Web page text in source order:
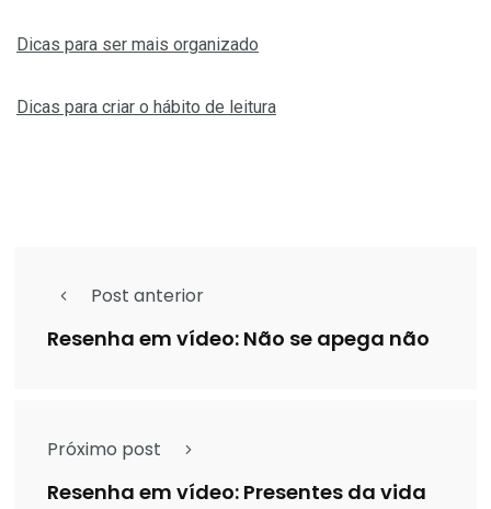
Dicas para ser mais organizado
Dicas para criar o hábito de leitura
Post anterior
Resenha em vídeo: Não se apega não
Próximo post
Resenha em vídeo: Presentes da vida